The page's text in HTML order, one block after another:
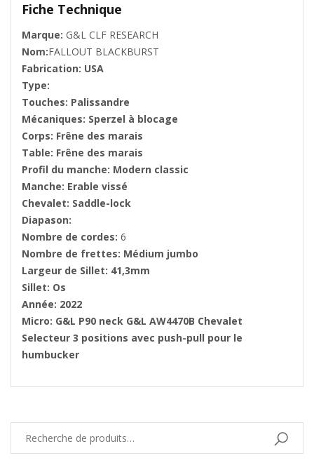
Fiche Technique
Marque: G&L CLF RESEARCH
Nom:FALLOUT BLACKBURST
Fabrication: USA
Type:
Touches: Palissandre
Mécaniques: Sperzel à blocage
Corps: Frêne des marais
Table: Frêne des marais
Profil du manche: Modern classic
Manche: Erable vissé
Chevalet: Saddle-lock
Diapason:
Nombre de cordes: 6
Nombre de frettes: Médium jumbo
Largeur de Sillet: 41,3mm
Sillet: Os
Année: 2022
Micro: G&L P90 neck G&L AW4470B Chevalet
Selecteur 3 positions avec push-pull pour le
humbucker